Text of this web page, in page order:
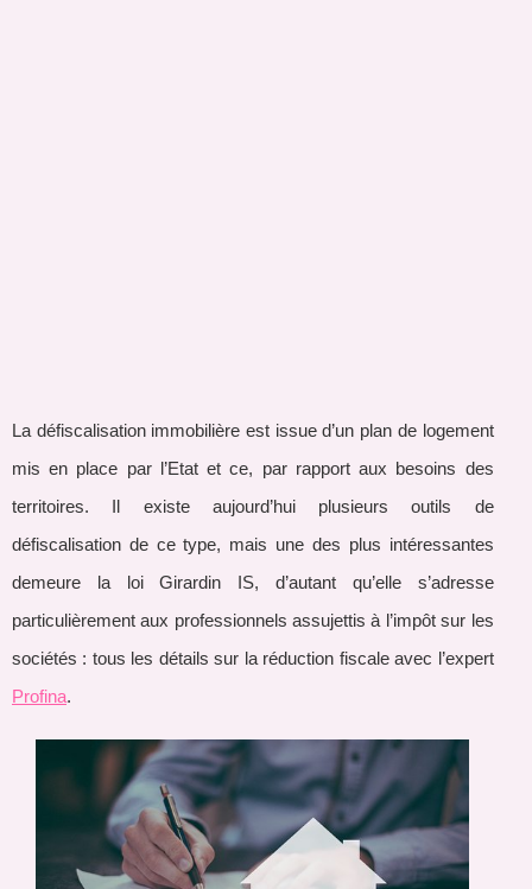
La défiscalisation immobilière est issue d’un plan de logement
mis en place par l’Etat et ce, par rapport aux besoins des
territoires. Il existe aujourd’hui plusieurs outils de
défiscalisation de ce type, mais une des plus intéressantes
demeure la loi Girardin IS, d’autant qu’elle s’adresse
particulièrement aux professionnels assujettis à l’impôt sur les
sociétés : tous les détails sur la réduction fiscale avec l’expert
Profina.